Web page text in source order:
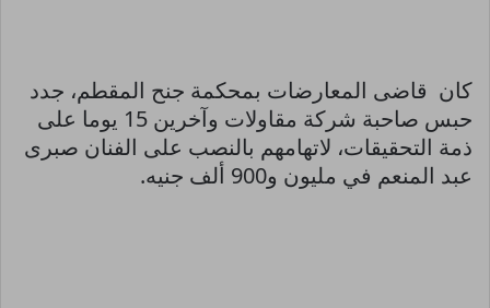
كان قاضى المعارضات بمحكمة جنح المقطم، جدد
حبس صاحبة شركة مقاولات وآخرين 15 يوما على
ذمة التحقيقات، لاتهامهم بالنصب على الفنان صبرى
عبد المنعم في مليون و900 ألف جنيه.